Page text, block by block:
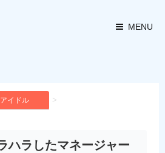
MENU
アイドル >
ハラしたマネージャー